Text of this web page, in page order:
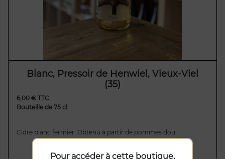
Blanc, Pressoir de Henwiel, Vieux-Viel
(35)
6,00 € TTC
Bouteille de 75 cl
Cidre blanc fermier. Obtenu à partir de pommes dou...
Pour accéder à cette boutique,